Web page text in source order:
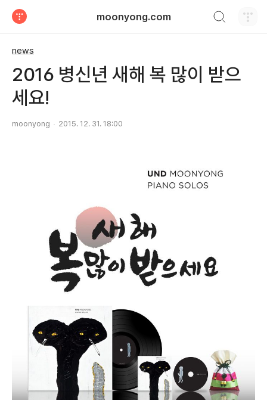
moonyong.com
news
2016 병신년 새해 복 많이 받으
세요!
moonyong 2015. 12. 31. 18:00